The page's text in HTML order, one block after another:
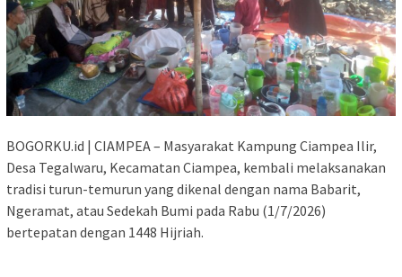
BOGORKU.id | CIAMPEA – Masyarakat Kampung Ciampea Ilir,
Desa Tegalwaru, Kecamatan Ciampea, kembali melaksanakan
tradisi turun-temurun yang dikenal dengan nama Babarit,
Ngeramat, atau Sedekah Bumi pada Rabu (1/7/2026)
bertepatan dengan 1448 Hijriah.